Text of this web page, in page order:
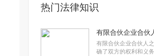
热门法律知识
有限合伙企业合伙
有限合伙企业合伙人
确了双方的权利和义